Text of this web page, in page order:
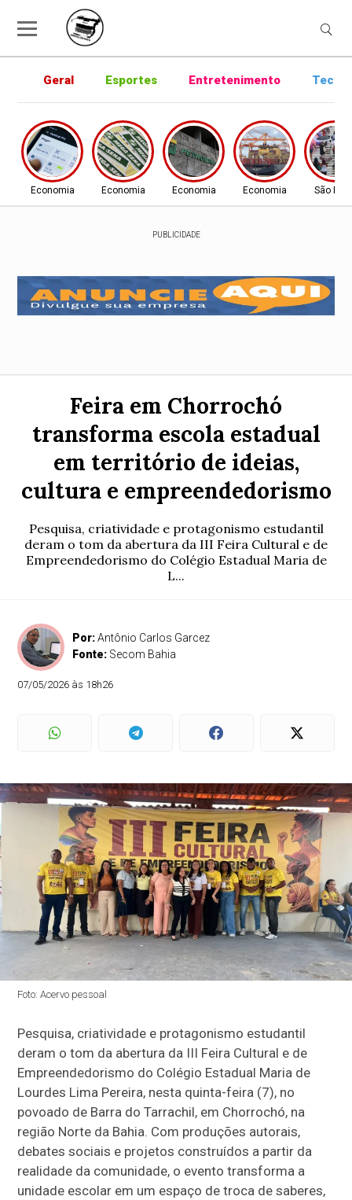
Geral Esportes Entretenimento
Economia Economia Economia Economia São
PUBLICIDADE
Feira em Chorrochó
transforma escola estadual
em território de ideias,
cultura e empreendedorismo
Pesquisa, criatividade e protagonismo estudantil
deram o tom da abertura da III Feira Cultural e de
Empreendedorismo do Colégio Estadual Maria de
L...
Por:Antônio Carlos Garcez
Fonte: Secom Bahia
07/05/2026 às 18h26
Foto: Acervo pessoal
Pesquisa, criatividade e protagonismo estudantil
deram o tom da abertura da III Feira Cultural e de
Empreendedorismo do Colégio Estadual Maria de
Lourdes Lima Pereira, nesta quinta-feira (7), no
povoado de Barra do Tarrachil, em Chorrochó, na
região Norte da Bahia. Com produções autorais,
debates sociais e projetos construídos a partir da
realidade da comunidade, o evento transforma a
unidade escolar em um espaço de troca de saberes,